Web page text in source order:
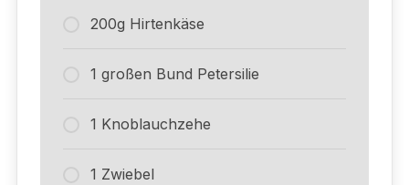
200g Hirtenkäse
1 großen Bund Petersilie
1 Knoblauchzehe
1 Zwiebel